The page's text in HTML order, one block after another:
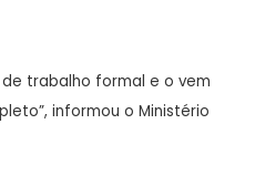
trabalho formal e o vem
informou o Ministério